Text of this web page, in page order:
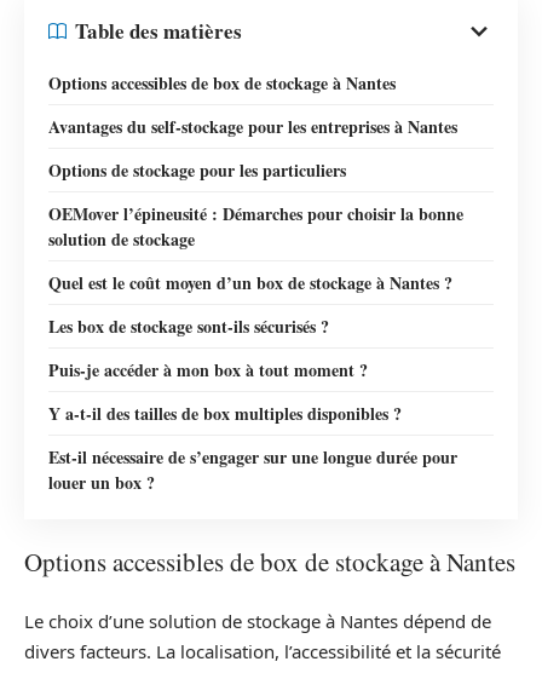
Table des matières
Options accessibles de box de stockage à Nantes
Avantages du self-stockage pour les entreprises à Nantes
Options de stockage pour les particuliers
OEMover l’épineusité : Démarches pour choisir la bonne
solution de stockage
Quel est le coût moyen d’un box de stockage à Nantes ?
Les box de stockage sont-ils sécurisés ?
Puis-je accéder à mon box à tout moment ?
Y a-t-il des tailles de box multiples disponibles ?
Est-il nécessaire de s’engager sur une longue durée pour
louer un box ?
Options accessibles de box de stockage à Nantes
Le choix d’une solution de stockage à Nantes dépend de
divers facteurs. La localisation, l’accessibilité et la sécurité